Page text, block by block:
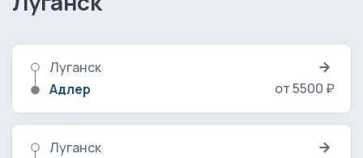
Луганск
Адлер
от 5500 ₽
Луганск